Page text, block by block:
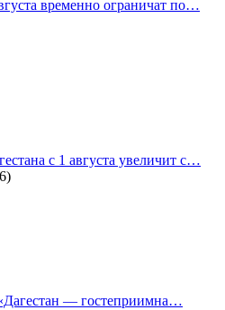
временно ограничат по…
с 1 августа увеличит с…
— гостеприимна…